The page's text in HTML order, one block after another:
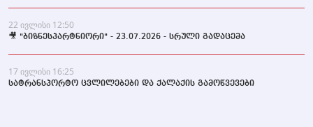
22 ივლისი 12:50
🎥 "ბიზნესპარტნიორი" - 23.07.2026 - სრული გადაცემა
17 ივლისი 16:25
სატრანსპორტო ცვლილებები და ქალაქის გამოწვევები